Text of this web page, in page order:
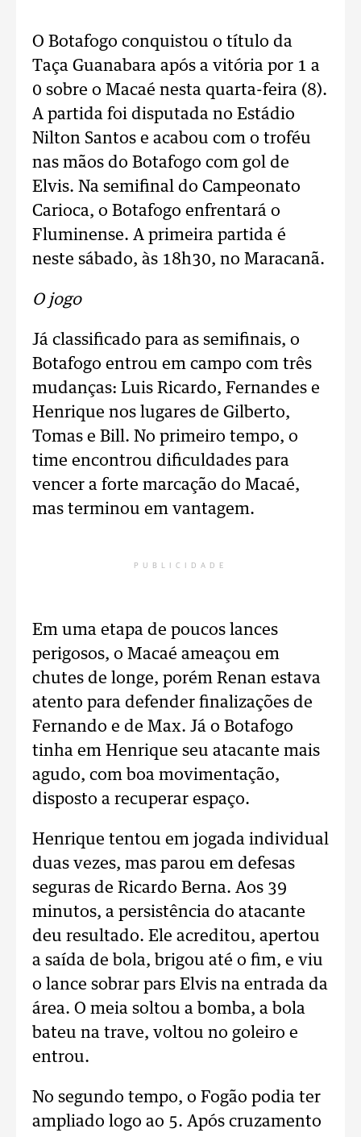
O Botafogo conquistou o título da
Taça Guanabara após a vitória por 1 a
0 sobre o Macaé nesta quarta-feira (8).
A partida foi disputada no Estádio
Nilton Santos e acabou com o troféu
nas mãos do Botafogo com gol de
Elvis. Na semifinal do Campeonato
Carioca, o Botafogo enfrentará o
Fluminense. A primeira partida é
neste sábado, às 18h30, no Maracanã.
O jogo
Já classificado para as semifinais, o
Botafogo entrou em campo com três
mudanças: Luis Ricardo, Fernandes e
Henrique nos lugares de Gilberto,
Tomas e Bill. No primeiro tempo, o
time encontrou dificuldades para
vencer a forte marcação do Macaé,
mas terminou em vantagem.
PUBLICIDADE
Em uma etapa de poucos lances
perigosos, o Macaé ameaçou em
chutes de longe, porém Renan estava
atento para defender finalizações de
Fernando e de Max. Já o Botafogo
tinha em Henrique seu atacante mais
agudo, com boa movimentação,
disposto a recuperar espaço.
Henrique tentou em jogada individual
duas vezes, mas parou em defesas
seguras de Ricardo Berna. Aos 39
minutos, a persistência do atacante
deu resultado. Ele acreditou, apertou
a saída de bola, brigou até o fim, e viu
o lance sobrar pars Elvis na entrada da
área. O meia soltou a bomba, a bola
bateu na trave, voltou no goleiro e
entrou.
No segundo tempo, o Fogão podia ter
ampliado logo ao 5. Após cruzamento